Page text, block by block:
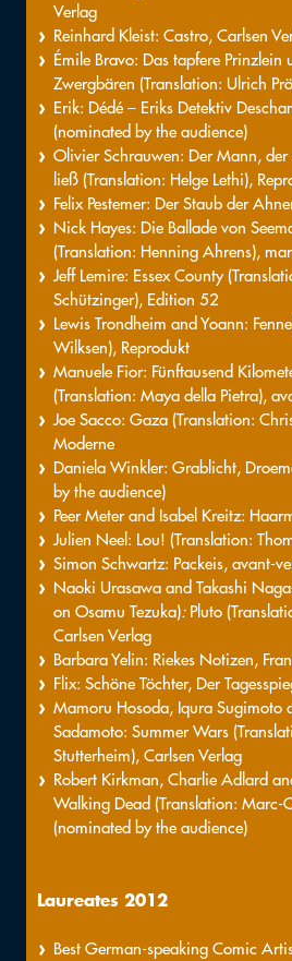
Verlag
Reinhard Kleist: Castro, Carlsen
Émile Bravo: Das tapfere Prinzlein
Zwergbären (Translation: Ulrich
Erik: Dédé – Eriks Detektiv
(nominated by the audience)
Olivier Schrauwen: Der Mann, der
ließ (Translation: Helge Lethi),
Felix Pestemer: Der Staub der
Nick Hayes: Die Ballade von
(Translation: Henning Ahrens),
Jeff Lemire: Essex County
Schützinger), Edition 52
Lewis Trondheim and Yoann:
Wilksen), Reprodukt
Manuele Fior: Fünftausend
(Translation: Maya della Pietra),
Joe Sacco: Gaza (Translation:
Moderne
Daniela Winkler: Grablicht,
by the audience)
Peer Meter and Isabel Kreitz:
Julien Neel: Lou! (Translation:
Simon Schwartz: Packeis, avant-
Naoki Urasawa and Takashi
on Osamu Tezuka): Pluto
Carlsen Verlag
Barbara Yelin: Riekes Notizen,
Flix: Schöne Töchter, Der
Mamoru Hosoda, Iqura Sugimoto
Sadamoto: Summer Wars
Stutterheim), Carlsen Verlag
Robert Kirkman, Charlie Adlard
Walking Dead (Translation: Marc-
(nominated by the audience)
Laureates 2012
Best German-speaking Comic